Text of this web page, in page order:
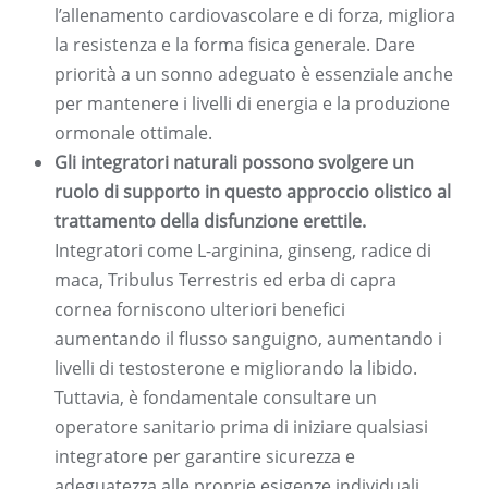
l’allenamento cardiovascolare e di forza, migliora
la resistenza e la forma fisica generale. Dare
priorità a un sonno adeguato è essenziale anche
per mantenere i livelli di energia e la produzione
ormonale ottimale.
Gli integratori naturali possono svolgere un
ruolo di supporto in questo approccio olistico al
trattamento della disfunzione erettile.
Integratori come L-arginina, ginseng, radice di
maca, Tribulus Terrestris ed erba di capra
cornea forniscono ulteriori benefici
aumentando il flusso sanguigno, aumentando i
livelli di testosterone e migliorando la libido.
Tuttavia, è fondamentale consultare un
operatore sanitario prima di iniziare qualsiasi
integratore per garantire sicurezza e